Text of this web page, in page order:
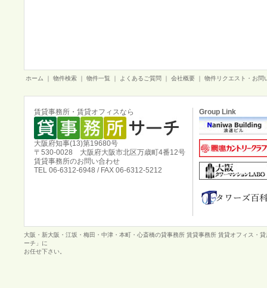
ホーム 物件検索 物件一覧 よくあるご質問 会社概要 物件リクエスト・お問
賃貸事務所・賃貸オフィスなら
大阪府知事(13)第19680号
〒530-0028 大阪府大阪市北区万歳町4番12号
賃貸事務所のお問い合わせ
TEL 06-6312-6948 / FAX 06-6312-5212
Group Link
大阪・新大阪・江坂・梅田・中津・本町・心斎橋の貸事務所 賃貸事務所 賃貸オフィス・
ーチ」に
お任せ下さい。